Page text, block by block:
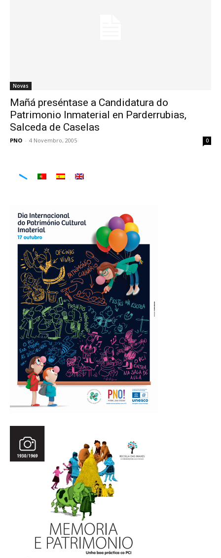
Novas
Mañá preséntase a Candidatura do
Patrimonio Inmaterial en Parderrubias,
Salceda de Caselas
PNO - 4 Novembro, 2005 0